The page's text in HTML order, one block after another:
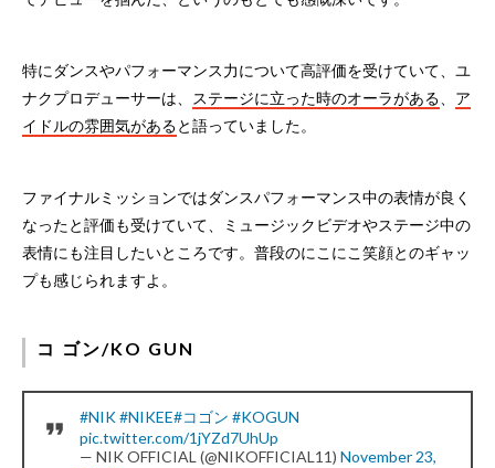
特にダンスやパフォーマンス力について高評価を受けていて、ユ
ナクプロデューサーは、
ステージに立った時のオーラがある
ア
イドルの雰囲気があると語っていました。
ファイナルミッションではダンスパフォーマンス中の表情が良く
なったと評価も受けていて、ミュージックビデオやステージ中の
表情にも注目したいところです。普段のにこにこ笑顔とのギャッ
プも感じられますよ。
コ ゴン/KO GUN
#NIK#NIKEE#コゴン #KOGUN
pic.twitter.com/1jYZd7UhUp
— NIK OFFICIAL (@NIKOFFICIAL11) November 23,